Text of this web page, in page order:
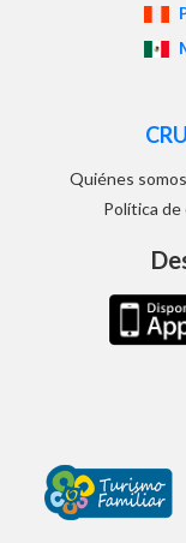
Quiénes somos
Política de